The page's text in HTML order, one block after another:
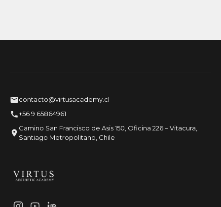
contacto@virtusacademy.cl
+56 9 65864961
Camino San Francisco de Asis 150, Oficina 226 – Vitacura,
Santiago Metropolitano, Chile